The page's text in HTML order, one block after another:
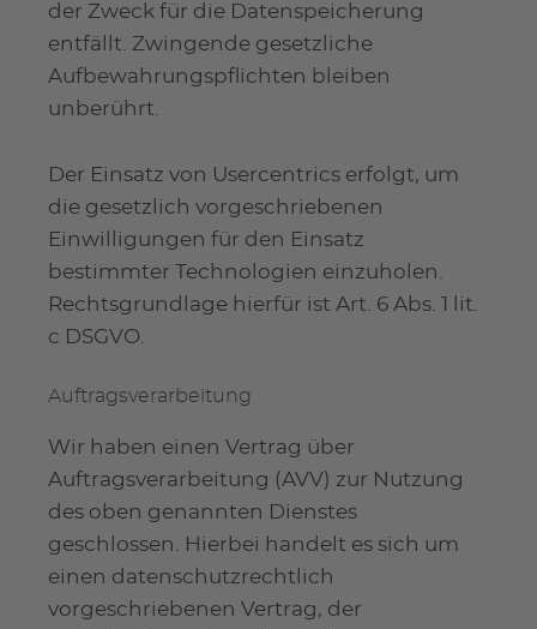
der Zweck für die Datenspeicherung
entfällt. Zwingende gesetzliche
Aufbewahrungspflichten bleiben
unberührt.
Der Einsatz von Usercentrics erfolgt, um
die gesetzlich vorgeschriebenen
Einwilligungen für den Einsatz
bestimmter Technologien einzuholen.
Rechtsgrundlage hierfür ist Art. 6 Abs. 1 lit.
c DSGVO.
Auftragsverarbeitung
Wir haben einen Vertrag über
Auftragsverarbeitung (AVV) zur Nutzung
des oben genannten Dienstes
geschlossen. Hierbei handelt es sich um
einen datenschutzrechtlich
vorgeschriebenen Vertrag, der